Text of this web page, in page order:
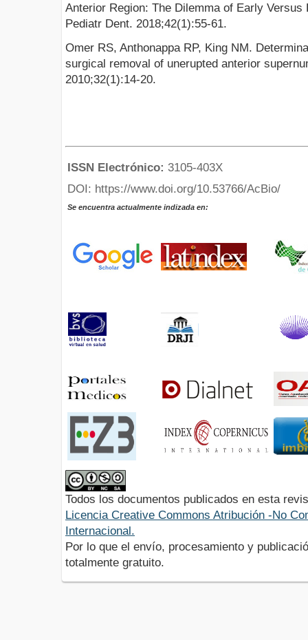
Anterior Region: The Dilemma of Early
Pediatr Dent. 2018;42(1):55-61.
Omer RS, Anthonappa RP, King NM.
surgical removal of unerupted anterior
2010;32(1):14-20.
ISSN Electrónico: 3105-403X
DOI: https://www.doi.org/10.53766/AcBio/
Se encuentra actualmente indizada en:
Todos los documentos publicados en esta
Licencia Creative Commons Atribución -No
Internacional.
Por lo que el envío, procesamiento y
totalmente gratuito.